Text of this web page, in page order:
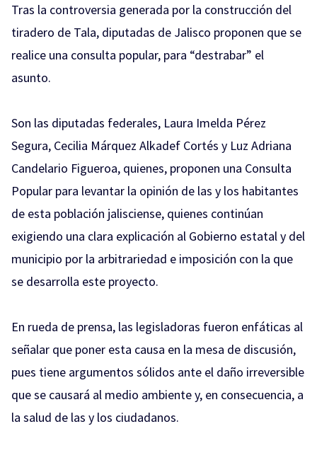
Tras la controversia generada por la construcción del
tiradero de Tala, diputadas de Jalisco proponen que se
realice una consulta popular, para “destrabar” el
asunto.
Son las diputadas federales, Laura Imelda Pérez
Segura, Cecilia Márquez Alkadef Cortés y Luz Adriana
Candelario Figueroa, quienes, proponen una Consulta
Popular para levantar la opinión de las y los habitantes
de esta población jalisciense, quienes continúan
exigiendo una clara explicación al Gobierno estatal y del
municipio por la arbitrariedad e imposición con la que
se desarrolla este proyecto.
En rueda de prensa, las legisladoras fueron enfáticas al
señalar que poner esta causa en la mesa de discusión,
pues tiene argumentos sólidos ante el daño irreversible
que se causará al medio ambiente y, en consecuencia, a
la salud de las y los ciudadanos.